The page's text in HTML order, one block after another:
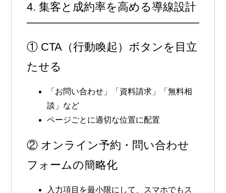
4. 集客と成約率を高める導線設計
① CTA（行動喚起）ボタンを目立
たせる
「お問い合わせ」「資料請求」「無料相
談」など
ページごとに適切な位置に配置
② オンライン予約・問い合わせ
フォームの簡略化
入力項目を最小限にして、スマホでもス